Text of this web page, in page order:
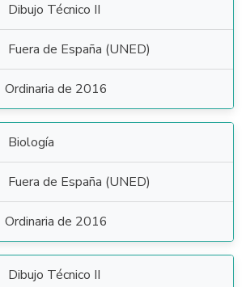
Dibujo Técnico II
Fuera de España (UNED)
Ordinaria de 2016
Biología
Fuera de España (UNED)
Ordinaria de 2016
Dibujo Técnico II